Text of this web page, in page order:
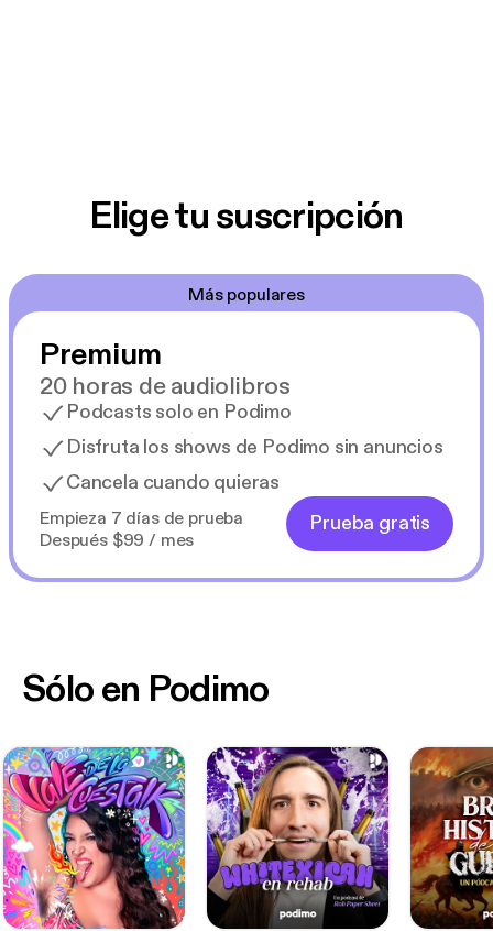
Elige tu suscripción
Más populares
Premium
20 horas de audiolibros
Podcasts solo en Podimo
Disfruta los shows de Podimo sin anuncios
Cancela cuando quieras
Empieza 7 días de prueba
Después $99 / mes
Prueba gratis
Sólo en Podimo